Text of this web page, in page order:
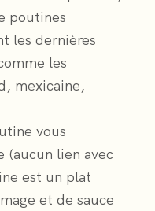
poutines
les dernières
les
mexicaine,
vous
(aucun lien avec
est un plat
et de sauce